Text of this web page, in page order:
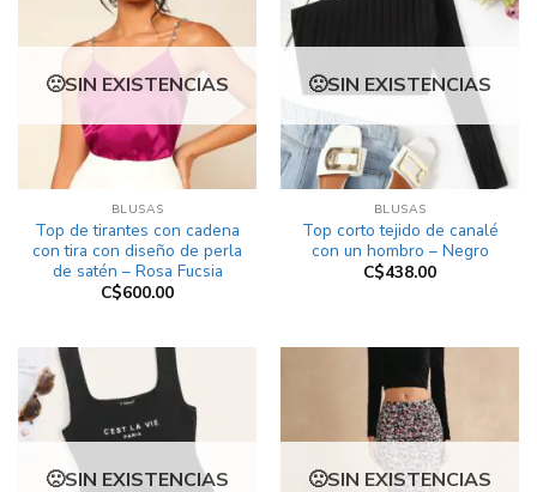
SIN EXISTENCIAS
BLUSAS
Top de tirantes con cadena
con tira con diseño de perla
de satén – Rosa Fucsia
C$600.00
SIN EXISTENCIAS
BLUSAS
Top corto tejido de canalé
con un hombro – Negro
C$438.00
SIN EXISTENCIAS SIN EXISTENCIAS